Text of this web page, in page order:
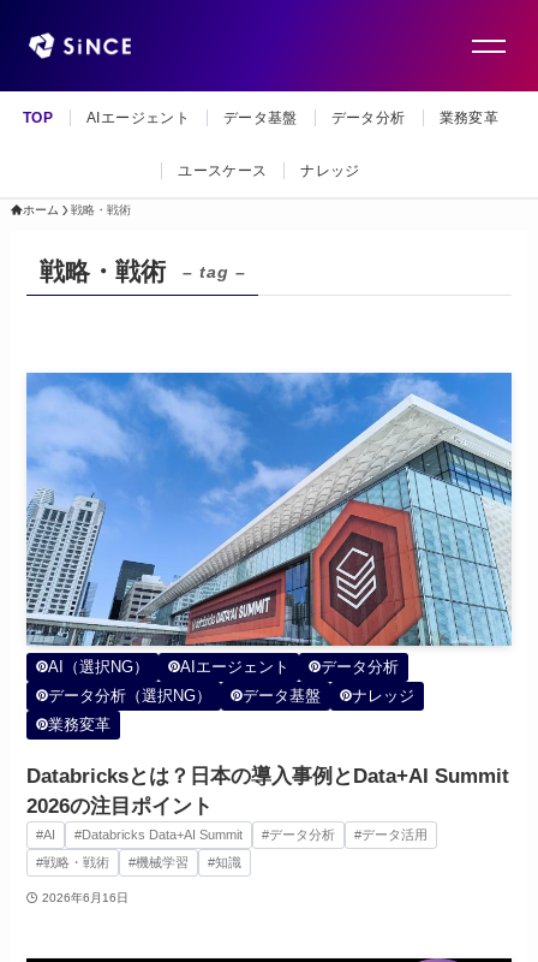
TOP AIエージェント データ基盤 データ分析 業務変革
ユースケース ナレッジ
ホーム 戦略・戦術
戦略・戦術 – tag –
AI（選択NG） AIエージェント
データ分析
データ分析（選択NG）
データ基盤
ナレッジ
業務変革
Databricksとは？日本の導入事例とData+AI Summit
2026の注目ポイント
#AI #Databricks Data+AI Summit #データ分析
#データ活用
#戦略・戦術
#機械学習 #知識
2026年6月16日